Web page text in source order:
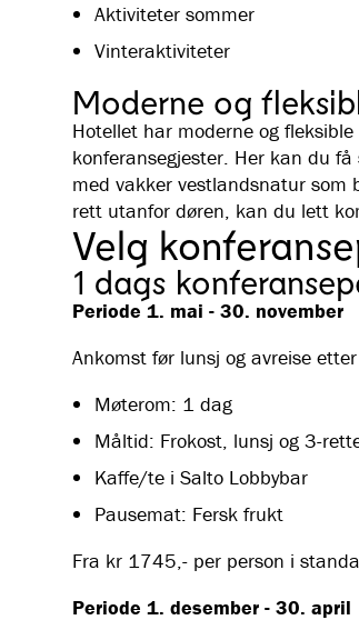
Aktiviteter sommer
Vinteraktiviteter
Moderne og
Hotellet har moderne og
konferansegjester. Her kan du
med vakker vestlandsnatur
rett utanfor døren, kan du lett
Velg
1 dags
Periode 1. mai - 30. november
Ankomst før lunsj og avreise
Møterom: 1 dag
Måltid: Frokost, lunsj og 3-
Kaffe/te i Salto Lobbybar
Pausemat: Fersk frukt
Fra kr 1745,- per person i
Periode 1. desember - 30. april